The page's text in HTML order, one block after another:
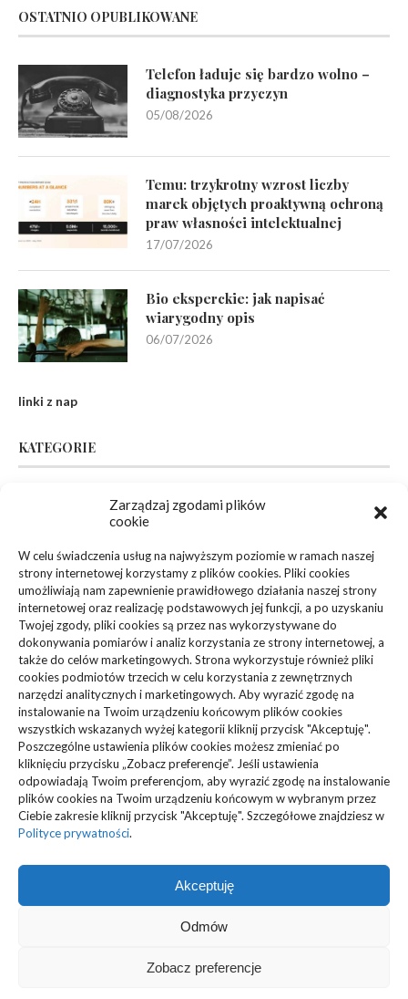
Zarządzaj zgodami plików
cookie
W celu świadczenia usług na najwyższym poziomie w ramach naszej
strony internetowej korzystamy z plików cookies. Pliki cookies
umożliwiają nam zapewnienie prawidłowego działania naszej strony
internetowej oraz realizację podstawowych jej funkcji, a po uzyskaniu
Twojej zgody, pliki cookies są przez nas wykorzystywane do
dokonywania pomiarów i analiz korzystania ze strony internetowej, a
także do celów marketingowych. Strona wykorzystuje również pliki
cookies podmiotów trzecich w celu korzystania z zewnętrznych
narzędzi analitycznych i marketingowych. Aby wyrazić zgodę na
instalowanie na Twoim urządzeniu końcowym plików cookies
wszystkich wskazanych wyżej kategorii kliknij przycisk "Akceptuję".
Poszczególne ustawienia plików cookies możesz zmieniać po
kliknięciu przycisku „Zobacz preferencje”. Jeśli ustawienia
odpowiadają Twoim preferencjom, aby wyrazić zgodę na instalowanie
plików cookies na Twoim urządzeniu końcowym w wybranym przez
Ciebie zakresie kliknij przycisk "Akceptuję". Szczegółowe znajdziesz w
Polityce prywatności.
Akceptuję
Odmów
Zobacz preferencje
OSTATNIO OPUBLIKOWANE
Telefon ładuje się bardzo wolno –
diagnostyka przyczyn
05/08/2026
Temu: trzykrotny wzrost liczby
marek objętych proaktywną ochroną
praw własności intelektualnej
17/07/2026
Bio eksperckie: jak napisać
wiarygodny opis
06/07/2026
linki z nap
KATEGORIE
(94)
Dom, Ogród
Zdrowie, Medycyna
Edukacja, Rozrywka (36)
Sport, Turystyka
Budownictwo, Przemysł
Technologie (23)
Usługi (73)